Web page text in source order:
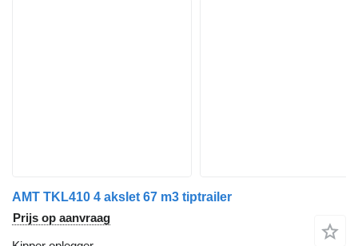
AMT TKL410 4 akslet 67 m3 tiptrailer
Prijs op aanvraag